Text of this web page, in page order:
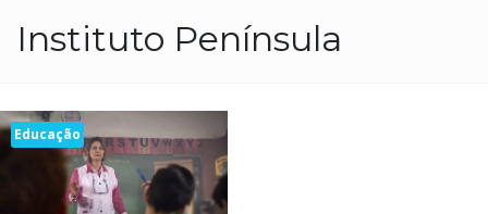
Instituto Península
Educação